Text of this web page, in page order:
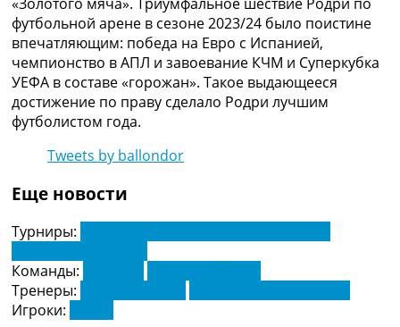
Рейтинг ФИФА
ТВ программа
RU
UA
Categories
Главная
Видео
Трансферы
Новости футбола Украины
Последние комментарии
Конкурс прогнозов
Логин
Рейтинги
футбольной арене в сезоне 2023/24 было поистине
впечатляющим: победа на Евро с Испанией,
чемпионство в АПЛ и завоевание КЧМ и Суперкубка
УЕФА в составе «горожан». Такое выдающееся
достижение по праву сделало Родри лучшим
футболистом года.
Tweets by ballondor
Еще новости
Турниры:
Команды:
Тренеры:
Игроки: